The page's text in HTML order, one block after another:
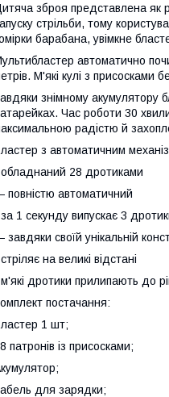
зброя представлена як
стрільби, тому
барабана, увімкне
автоматично
М'які кулі з
знімному акумулятору
Час роботи 30
радістю й
з автоматичним
28 дротиками
повністю автоматичний
1 секунду випускає 3
завдяки своїй унікальній
на великі відстані
дротики прилипають до
постачання:
1 шт;
патронів із присосками;
для зарядки;